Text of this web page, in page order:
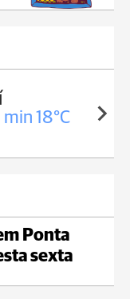
min 18°C
Ponta
sexta